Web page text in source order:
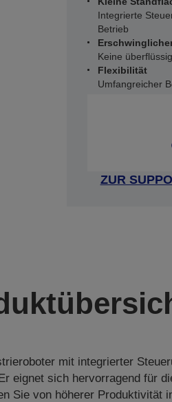
Integrierte
Betrieb
Keine
Flexibilität
Umfangreicher
ZUR
mit integrierter
eignet sich hervorragend für
Sie von höherer Produktivität